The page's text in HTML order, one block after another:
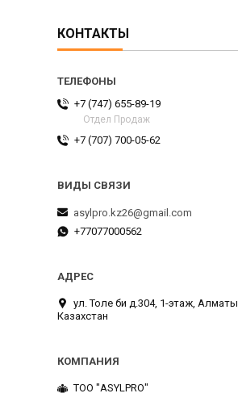
КОНТАКТЫ
+7 (747) 655-89-19
Отдел Продаж
+7 (707) 700-05-62
asylpro.kz26@gmail.com
+77077000562
ул. Толе би д.304, 1-этаж, Алматы,
Казахстан
ТОО "ASYLPRO"